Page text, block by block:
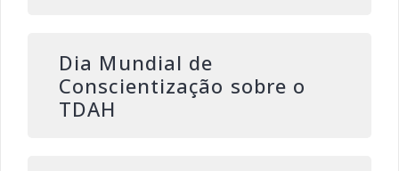
Dia Mundial de
Conscientização sobre o
TDAH